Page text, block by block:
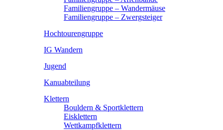
Familiengruppe – Wandermäuse
Familiengruppe – Zwergsteiger
Hochtourengruppe
IG Wandern
Jugend
Kanuabteilung
Klettern
Bouldern & Sportklettern
Eisklettern
Wettkampfklettern